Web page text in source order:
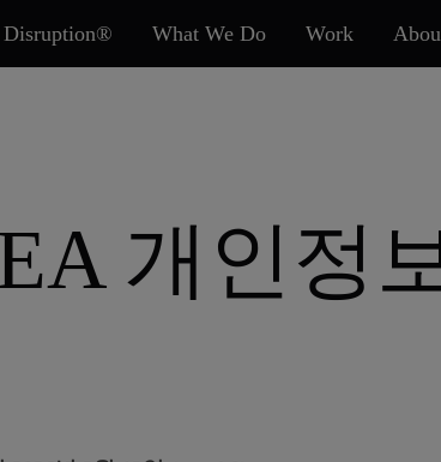
Disruption® What We Do Work
개인정